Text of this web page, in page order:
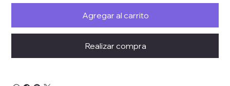
Agregar al carrito
Realizar compra